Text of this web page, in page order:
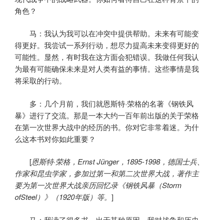
角色？
马：我认为我可以在冲突中提供帮助。未来有可能变
得更好。我尝试一系列行动，想尽力提高未来变得更好的
可能性。显然，有时我在这方面会犯错误。我做任何我认
为最有可能确保未来是对人类有益的事情。这些事情是我
将采取的行动。
多：几个月前，我们就恩斯特·荣格的名著《钢铁风
暴》进行了交流。那是一本大约一百年前出版的关于荣格
在第一次世界大战中的经历的书。你对它非常着迷。为什
么这本书对你如此重要？
[恩斯特·荣格， Ernst Jünger， 1895-1998，德国士兵、
作家和昆虫学家，参加过第一和第二次世界大战，著作主
要为第一次世界大战亲历回忆录《钢铁风暴（Storm
ofSteel）》（1920年版）等。 ]